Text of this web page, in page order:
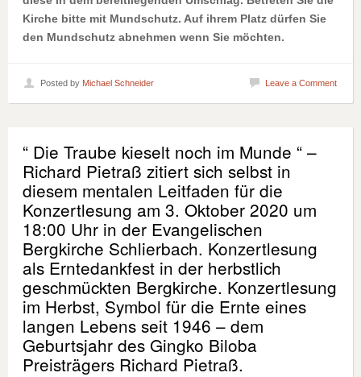
Kirche bitte mit Mundschutz. Auf ihrem Platz dürfen Sie
den Mundschutz abnehmen wenn Sie möchten.
Posted by Michael Schneider Leave a Comment
“ Die Traube kieselt noch im Munde “ –
Richard Pietraß zitiert sich selbst in
diesem mentalen Leitfaden für die
Konzertlesung am 3. Oktober 2020 um
18:00 Uhr in der Evangelischen
Bergkirche Schlierbach. Konzertlesung
als Erntedankfest in der herbstlich
geschmückten Bergkirche. Konzertlesung
im Herbst, Symbol für die Ernte eines
langen Lebens seit 1946 – dem
Geburtsjahr des Gingko Biloba
Preisträgers Richard Pietraß.